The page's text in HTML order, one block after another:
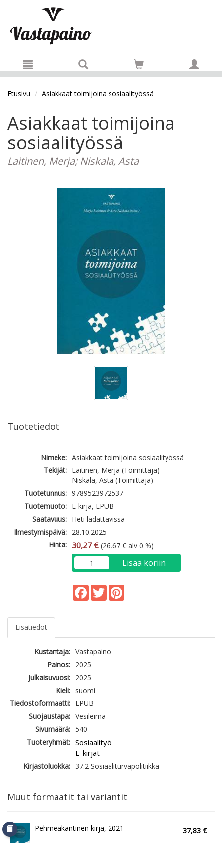
Etusivu Asiakkaat toimijoina sosiaalityössä
Asiakkaat toimijoina
sosiaalityössä
Laitinen, Merja; Niskala, Asta
Tuotetiedot
Nimeke: Asiakkaat toimijoina sosiaalityössä
Tekijät: Laitinen, Merja (Toimittaja)
Niskala, Asta (Toimittaja)
Tuotetunnus: 9789523972537
Tuotemuoto: E-kirja, EPUB
Saatavuus: Heti ladattavissa
Ilmestymispäivä: 28.10.2025
Hinta: 30,27 € (26,67 € alv 0 %)
Lisää koriin
Facebook
Twitter
Lisätiedot
Kustantaja: Vastapaino
Painos: 2025
Julkaisuvuosi: 2025
Kieli: suomi
Tiedostoformaatti: EPUB
Suojaustapa: Vesileima
Sivumäärä: 540
Tuoteryhmät: Sosiaalityö
E-kirjat
Kirjastoluokka: 37.2 Sosiaaliturvapolitiikka
Muut formaatit tai variantit
Pehmeäkantinen kirja, 2021 37,83 €